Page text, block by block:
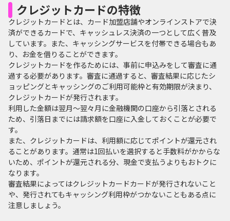
クレジットカードの特徴
クレジットカードとは、カード加盟店舗やオンラインストアで決
済ができるカードで、キャッシュレス決済の一つとして広く普及
しています。また、キャッシングサービスを付帯できる場合もあ
り、お金を借りることができます。
クレジットカードを作るためには、事前に申込みをして審査に通
過する必要があります。審査に通過すると、審査結果に応じたシ
ョッピングとキャッシングのご利用可能枠と有効期限が決まり、
クレジットカードが発行されます。
利用した金額は翌月～翌々月に金融機関の口座から引落とされる
ため、引落日までには請求額を口座に入金しておくことが必要で
す。
また、クレジットカードは、利用額に応じてポイントが還元され
ることがあります。通常は1回払いを選択すると手数料がかからな
いため、ポイントが還元される分、現金で支払うよりもおトクに
なります。
審査結果によってはクレジットカードカードが発行されないこと
や、発行されてもキャッシング利用枠がつかないこともある点に
注意しましょう。